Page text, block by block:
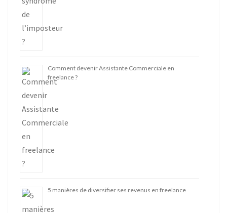
Comment devenir Assistante Commerciale en
freelance ?
5 manières de diversifier ses revenus en freelance